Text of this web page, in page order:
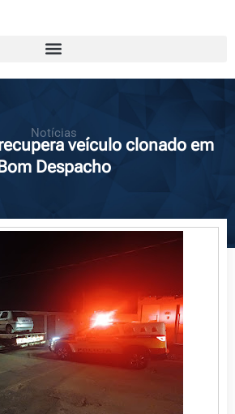
Notícias
veículo clonado em
Despacho